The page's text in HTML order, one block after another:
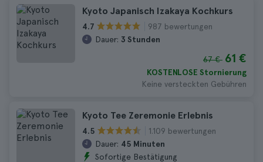
Kyoto Japanisch Izakaya Kochkurs
4.7
987 bewertungen
Dauer: 3 Stunden
67 € 61 €
KOSTENLOSE Stornierung
Keine versteckten Gebühren
Kyoto Tee Zeremonie Erlebnis
4.5
1.109 bewertungen
Dauer: 45 Minuten
Sofortige Bestätigung